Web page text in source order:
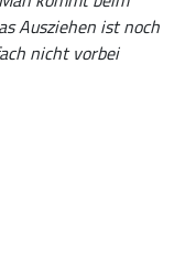
Ausziehen ist noch
nicht vorbei